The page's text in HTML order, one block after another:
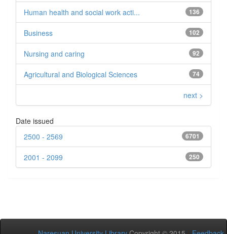
136
Human health and social work acti...
102
Business
92
Nursing and caring
74
Agricultural and Biological Sciences
next >
Date issued
6701
2500 - 2569
250
2001 - 2099